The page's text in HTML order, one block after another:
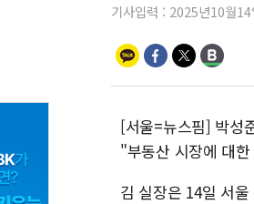
기사입력 : 2025년10월
[서울=뉴스핌] 박성
"부동산 시장에 대
김 실장은 14일 서